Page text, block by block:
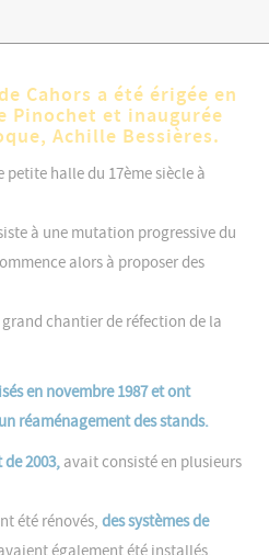
Cahors a été érigée en
Pinochet et inaugurée
Achille Bessières.
halle du 17ème siècle à
à une mutation progressive du
alors à proposer des
grand chantier de réfection de la
en novembre 1987 et ont
réaménagement des stands.
2003,avait consisté en plusieurs
été rénovés,des systèmes de